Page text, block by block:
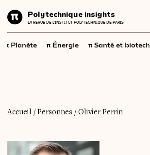
Polytechnique insights
LA REVUE DE L'INSTITUT POLYTECHNIQUE DE PARIS
Énergie
Santé
et biotech
Économie
Science et technologies
FR EN
π Planète π Énergie π Santé et biotech
Accueil / Personnes / Olivier Perrin